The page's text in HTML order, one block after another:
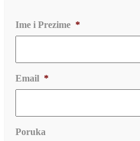
Ime i Prezime *
Email *
Poruka